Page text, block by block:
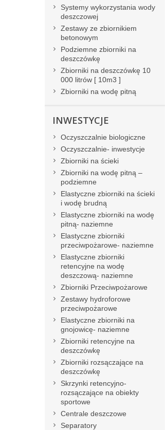
Systemy wykorzystania wody
deszczowej
Zestawy ze zbiornikiem
betonowym
Podziemne zbiorniki na
deszczówkę
Zbiorniki na deszczówkę 10
000 litrów [ 10m3 ]
Zbiorniki na wodę pitną
INWESTYCJE
Oczyszczalnie biologiczne
Oczyszczalnie- inwestycje
Zbiorniki na ścieki
Zbiorniki na wodę pitną –
podziemne
Elastyczne zbiorniki na ścieki
i wodę brudną
Elastyczne zbiorniki na wodę
pitną- naziemne
Elastyczne zbiorniki
przeciwpożarowe- naziemne
Elastyczne zbiorniki
retencyjne na wodę
deszczową- naziemne
Zbiorniki Przeciwpożarowe
Zestawy hydroforowe
przeciwpożarowe
Elastyczne zbiorniki na
gnojowicę- naziemne
Zbiorniki retencyjne na
deszczówkę
Zbiorniki rozsączające na
deszczówkę
Skrzynki retencyjno-
rozsączające na obiekty
sportowe
Centrale deszczowe
Separatory